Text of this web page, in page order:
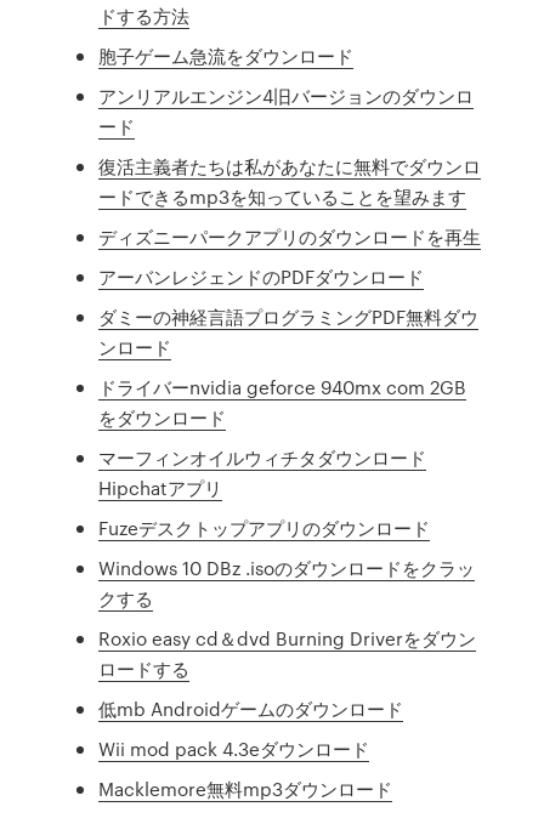
ドする方法
胞子ゲーム急流をダウンロード
アンリアルエンジン4旧バージョンのダウンロ
ード
復活主義者たちは私があなたに無料でダウンロ
ードできるmp3を知っていることを望みます
ディズニーパークアプリのダウンロードを再生
アーバンレジェンドのPDFダウンロード
ダミーの神経言語プログラミングPDF無料ダウ
ンロード
ドライバーnvidia geforce 940mx com 2GB
をダウンロード
マーフィンオイルウィチタダウンロード
Hipchatアプリ
Fuzeデスクトップアプリのダウンロード
Windows 10 DBz .isoのダウンロードをクラッ
クする
Roxio easy cd＆dvd Burning Driverをダウン
ロードする
低mb Androidゲームのダウンロード
Wii mod pack 4.3eダウンロード
Macklemore無料mp3ダウンロード